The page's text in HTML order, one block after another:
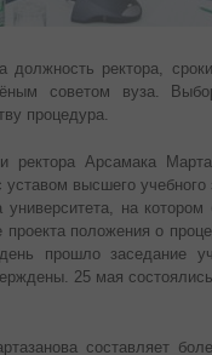
ректора,
советом вуза.
процедура.
ректора Арсамака
высшего учебного
университета, на
положения о
прошло заседание
25 мая
составляет